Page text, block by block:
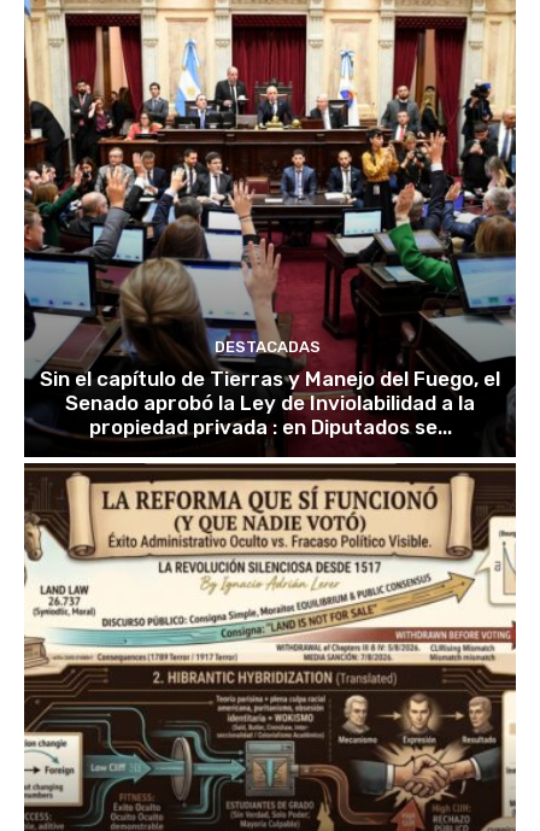
DESTACADAS
Sin el capítulo de Tierras y Manejo del Fuego, el
Senado aprobó la Ley de Inviolabilidad a la
propiedad privada : en Diputados se...